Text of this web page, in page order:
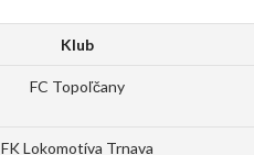
Klub
FC Topoľčany
FK Lokomotíva Trnava